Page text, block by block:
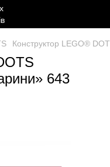
Конструктор LEGO®
643